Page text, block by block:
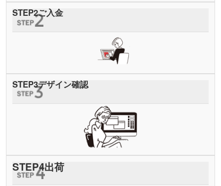
STEP2ご入金
STEP3デザイン確認
STEP4出荷